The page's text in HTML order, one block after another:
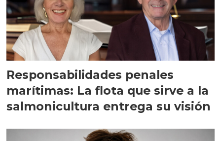
Responsabilidades penales
marítimas: La flota que sirve a la
salmonicultura entrega su visión